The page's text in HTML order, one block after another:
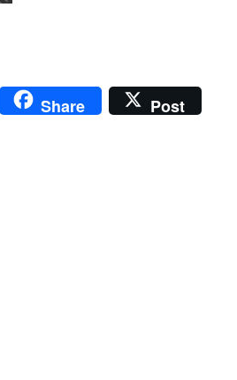
WhatsApp
Share Post